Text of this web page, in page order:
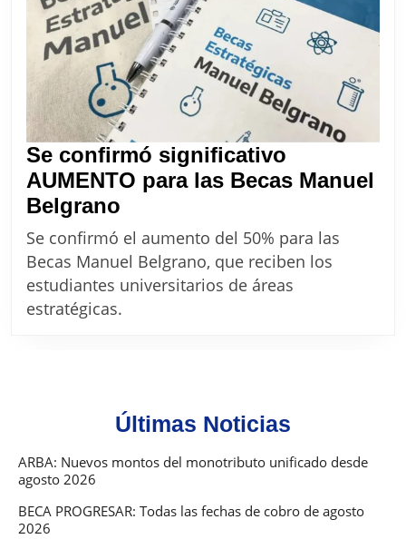
Se confirmó significativo
AUMENTO para las Becas Manuel
Belgrano
confirmó
significativo
AUMENTO
para
Belgrano
Se confirmó el aumento del 50% para las
Becas Manuel Belgrano, que reciben los
estudiantes universitarios de áreas
estratégicas.
Últimas Noticias
ARBA: Nuevos montos del monotributo unificado desde
agosto 2026
BECA PROGRESAR: Todas las fechas de cobro de agosto
2026